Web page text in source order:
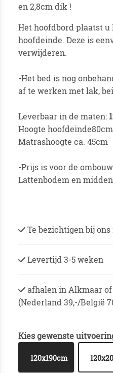
en 2,8cm dik !
Het hoofdbord plaatst u
hoofdeinde. Deze is
verwijderen.
-Het bed is nog
af te werken met lak,
Leverbaar in de maten:
Hoogte
Matrashoogte ca. 45cm
-Prijs is voor de
Lattenbodem en
Te bezichtigen bij
Levertijd 3-5 weken
afhalen in Alkmaar
(Nederland 39,-/België
Kies gewenste
120x190cm